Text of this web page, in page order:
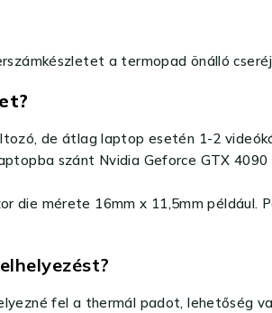
a termopad önálló
de átlag laptop esetén 1-2
szánt Nvidia Geforce GTX
die mérete 16mm x 11,5mm
fel a thermál padot, lehetőség